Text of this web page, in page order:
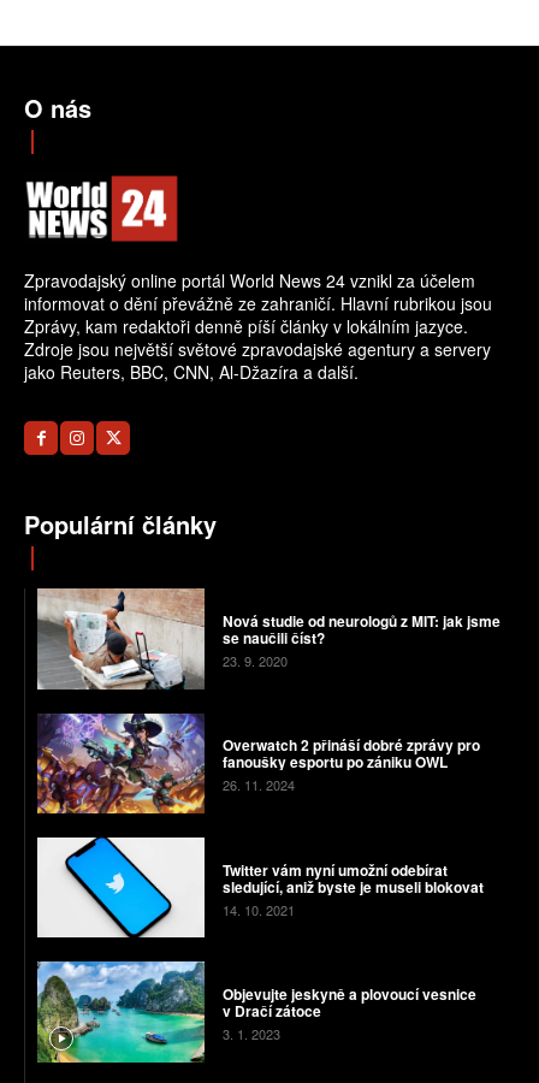
O nás
Zpravodajský online portál World News 24 vznikl za účelem
informovat o dění převážně ze zahraničí. Hlavní rubrikou jsou
Zprávy, kam redaktoři denně píší články v lokálním jazyce.
Zdroje jsou největší světové zpravodajské agentury a servery
jako Reuters, BBC, CNN, Al-Džazíra a další.
Populární články
Nová studie od neurologů z MIT: jak jsme
se naučili číst?
23. 9. 2020
Overwatch 2 přináší dobré zprávy pro
fanoušky esportu po zániku OWL
26. 11. 2024
Twitter vám nyní umožní odebírat
sledující, aniž byste je museli blokovat
14. 10. 2021
Objevujte jeskyně a plovoucí vesnice
v Dračí zátoce
3. 1. 2023